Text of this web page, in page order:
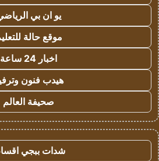
يو ان بي
موقع حالة
اخبار 24 ساعة
هيدب فنون
صحيفة العالم
شدات ببجي